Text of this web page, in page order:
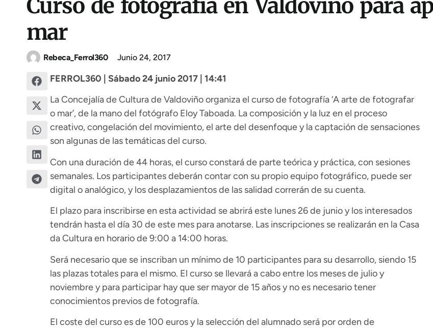
Curso de fotografía en Valdoviño para
mar
Rebeca_Ferrol360 Junio 24, 2017
FERROL360 | Sábado 24 junio 2017 | 14:41
La Concejalía de Cultura de Valdoviño organiza el curso de fotografía ‘A arte de fotografar
o mar’, de la mano del fotógrafo Eloy Taboada. La composición y la luz en el proceso
creativo, congelación del movimiento, el arte del desenfoque y la captación de sensaciones
son algunas de las temáticas del curso.
Con una duración de 44 horas, el curso constará de parte teórica y práctica, con sesiones
semanales. Los participantes deberán contar con su propio equipo fotográfico, puede ser
digital o analógico, y los desplazamientos de las salidad correrán de su cuenta.
El plazo para inscribirse en esta actividad se abrirá este lunes 26 de junio y los interesados
tendrán hasta el día 30 de este mes para anotarse. Las inscripciones se realizarán en la Casa
da Cultura en horario de 9:00 a 14:00 horas.
Será necesario que se inscriban un mínimo de 10 participantes para su desarrollo, siendo 15
las plazas totales para el mismo. El curso se llevará a cabo entre los meses de julio y
noviembre y para participar hay que ser mayor de 15 años y no es necesario tener
conocimientos previos de fotografía.
El coste del curso es de 100 euros y la selección del alumnado será por orden de